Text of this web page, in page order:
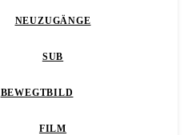
NEUZUGÄNGE
SUB
BEWEGTBILD
FILM